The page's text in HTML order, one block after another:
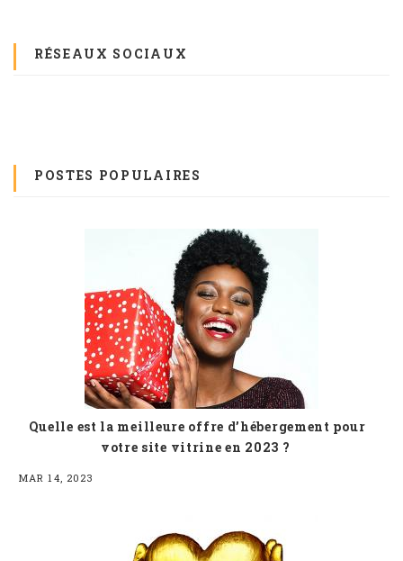
RÉSEAUX SOCIAUX
POSTES POPULAIRES
Quelle est la meilleure offre d’hébergement pour
votre site vitrine en 2023 ?
MAR 14, 2023